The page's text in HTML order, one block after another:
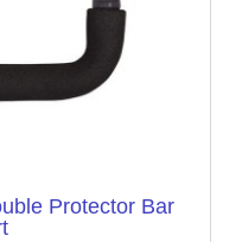
Protector Bar